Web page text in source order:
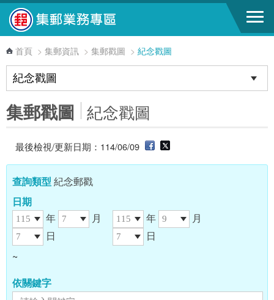
跳到主要內容區塊
首頁 > 集郵資訊 > 集郵戳圖 > 紀念戳圖
集郵戳圖 紀念戳圖
最後檢視/更新日期：114/06/09
查詢類型 紀念郵戳
日期
年
月
日
~
年
月
日
依關鍵字